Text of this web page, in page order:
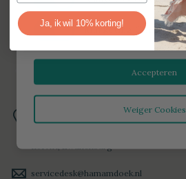
Marketing Cookies
Accepteren
Weiger Cookies
servicedesk@hamamdoek.nl
Ja, ik wil 10% korting!